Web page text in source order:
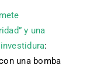
y una
:
una bomba